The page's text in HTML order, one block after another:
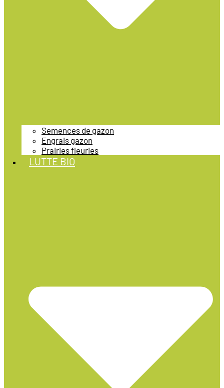
Semences de gazon
Engrais gazon
Prairies fleuries
LUTTE BIO